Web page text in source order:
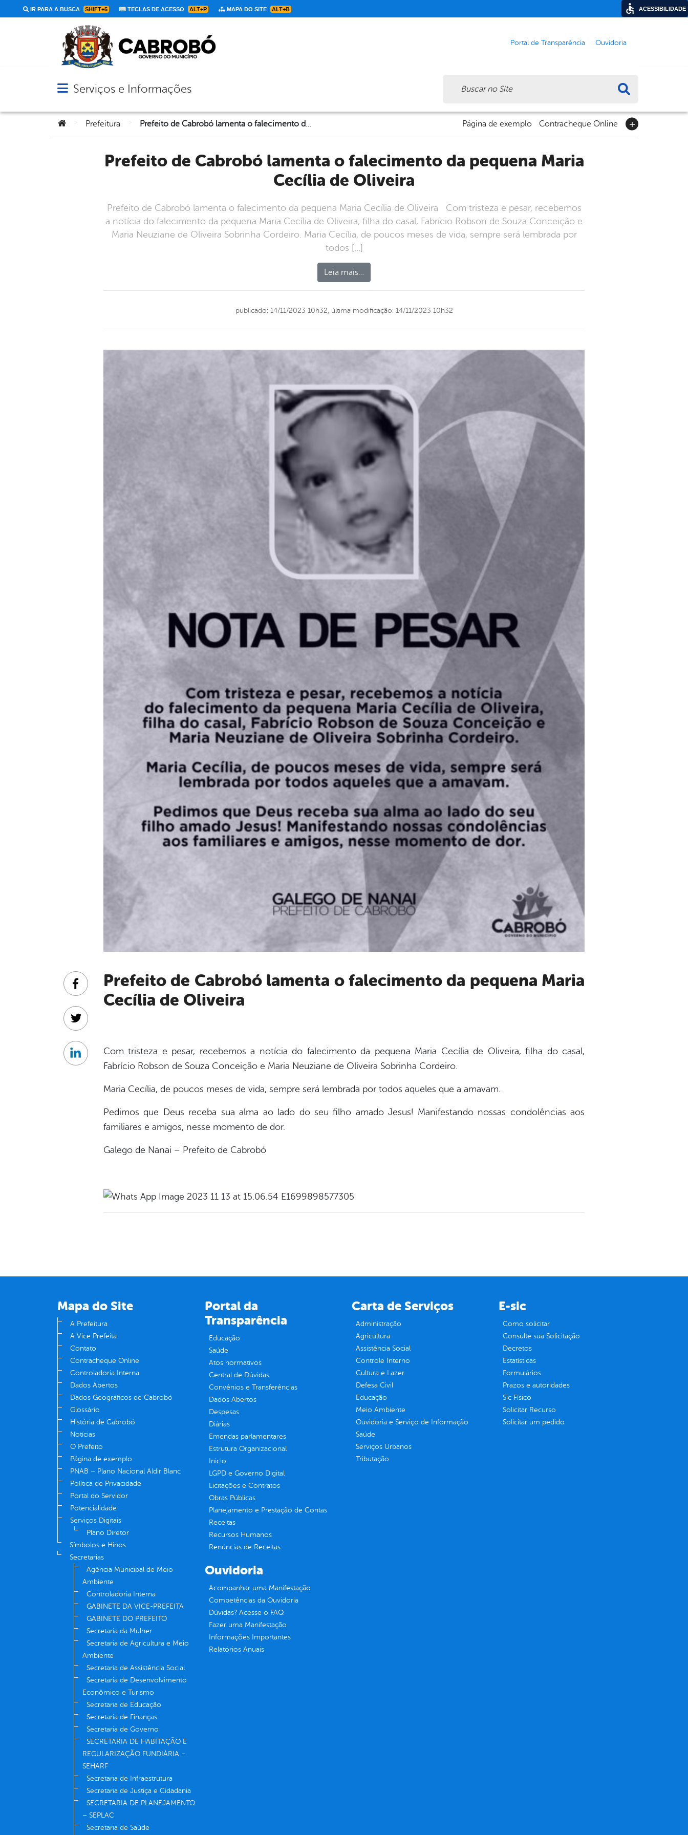
IR PARA A BUSCA SHIFT+5 TECLAS DE ACESSO ALT+P MAPA DO SITE ALT+B
Portal de Transparência Ouvidoria
Abrir menu principal de navegação
Serviços e Informações
Você está aqui:
Prefeitura Prefeito de Cabrobó lamenta o falecimento da pequena Maria Cecília de Oliveira Página de exemplo Contracheque Online
Prefeito de Cabrobó lamenta o falecimento da pequena Maria
Cecília de Oliveira
Prefeito de Cabrobó lamenta o falecimento da pequena Maria Cecília de Oliveira Com tristeza e pesar, recebemos
a notícia do falecimento da pequena Maria Cecília de Oliveira, filha do casal, Fabrício Robson de Souza Conceição e
Maria Neuziane de Oliveira Sobrinha Cordeiro. Maria Cecília, de poucos meses de vida, sempre será lembrada por
todos […]
Leia mais…
publicado: 14/11/2023 10h32, última modificação: 14/11/2023 10h32
Prefeito de Cabrobó lamenta o falecimento da pequena Maria
Cecília de Oliveira
Com tristeza e pesar, recebemos a notícia do falecimento da pequena Maria Cecília de Oliveira, filha do casal,
Fabrício Robson de Souza Conceição e Maria Neuziane de Oliveira Sobrinha Cordeiro.
Maria Cecília, de poucos meses de vida, sempre será lembrada por todos aqueles que a amavam.
Pedimos que Deus receba sua alma ao lado do seu filho amado Jesus! Manifestando nossas condolências aos
familiares e amigos, nesse momento de dor.
Galego de Nanai – Prefeito de Cabrobó
Facebook
Twitter
Linkedin
Mapa do Site
A Prefeitura
A Vice Prefeita
Contato
Contracheque Online
Controladoria Interna
Dados Abertos
Dados Geográficos de Cabrobó
Glossário
História de Cabrobó
Notícias
O Prefeito
Página de exemplo
PNAB – Plano Nacional Aldir Blanc
Política de Privacidade
Portal do Servidor
Potencialidade
Serviços Digitais
Plano Diretor
Símbolos e Hinos
Secretarias
Agência Municipal de Meio
Ambiente
Controladoria Interna
GABINETE DA VICE-PREFEITA
GABINETE DO PREFEITO
Secretaria da Mulher
Secretaria de Agricultura e Meio
Ambiente
Secretaria de Assistência Social
Secretaria de Desenvolvimento
Econômico e Turismo
Secretaria de Educação
Secretaria de Finanças
Secretaria de Governo
SECRETARIA DE HABITAÇÃO E
REGULARIZAÇÃO FUNDIÁRIA –
SEHARF
Secretaria de Infraestrutura
Secretaria de Justiça e Cidadania
SECRETARIA DE PLANEJAMENTO
– SEPLAC
Secretaria de Saúde
Portal da
Transparência
Educação
Saúde
Atos normativos
Central de Dúvidas
Convênios e Transferências
Dados Abertos
Despesas
Diárias
Emendas parlamentares
Estrutura Organizacional
Inicio
LGPD e Governo Digital
Licitações e Contratos
Obras Públicas
Planejamento e Prestação de Contas
Receitas
Recursos Humanos
Renúncias de Receitas
Carta de Serviços
Administração
Agricultura
Assistência Social
Controle Interno
Cultura e Lazer
Defesa Civil
Educação
Meio Ambiente
Ouvidoria e Serviço de Informação
Saúde
Serviços Urbanos
Tributação
E-sic
Como solicitar
Consulte sua Solicitação
Decretos
Estatísticas
Formulários
Prazos e autoridades
Sic Físico
Solicitar Recurso
Solicitar um pedido
Ouvidoria
Acompanhar uma Manifestação
Competências da Ouvidoria
Dúvidas? Acesse o FAQ
Fazer uma Manifestação
Informações Importantes
Relatórios Anuais
ACESSIBILIDADE